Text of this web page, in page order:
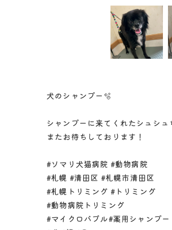
犬のシャンプー🫧
シャンプーに来てくれたシュシュ
またお待ちしております！
#ソマリ犬猫病院 #動物病院
#札幌 #清田区 #札幌市清田区
#札幌トリミング #トリミング
#動物病院トリミング
#マイクロバブル#薬用シャンプー